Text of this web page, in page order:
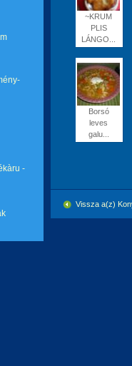
-
~KRUM
PLIS
LÁNGO...
Borsó
leves
galu...
Vissza a(z)